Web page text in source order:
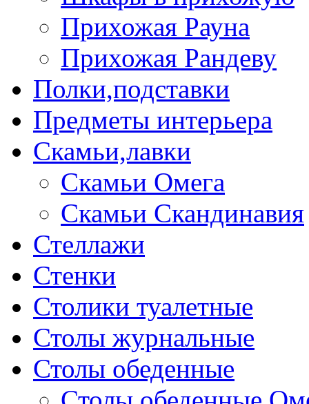
Прихожая Рауна
Прихожая Рандеву
Полки,подставки
Предметы интерьера
Скамьи,лавки
Скамьи Омега
Скамьи Скандинавия
Стеллажи
Стенки
Столики туалетные
Столы журнальные
Столы обеденные